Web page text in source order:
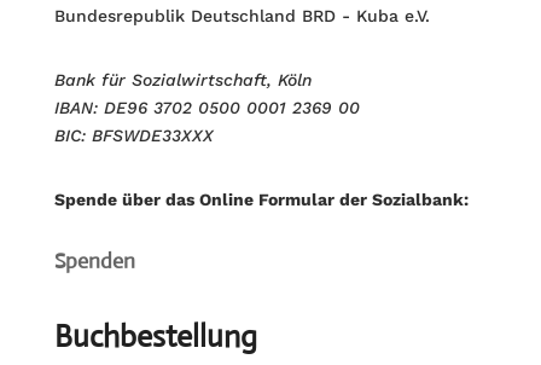
Bundesrepublik Deutschland BRD - Kuba e.V.
Bank für Sozialwirtschaft, Köln
IBAN: DE96 3702 0500 0001 2369 00
BIC: BFSWDE33XXX
Spende über das Online Formular der Sozialbank:
Spenden
Buchbestellung